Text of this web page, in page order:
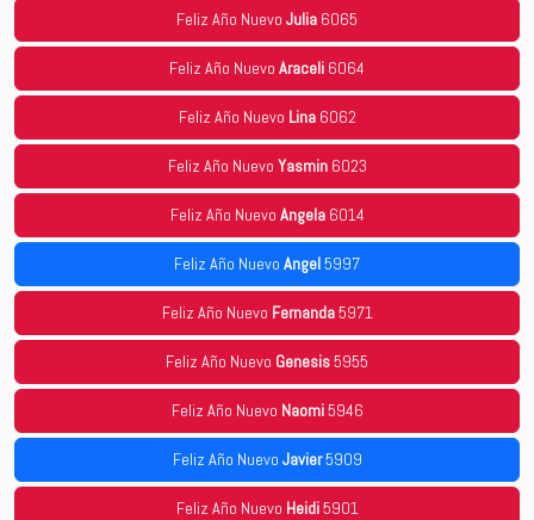
Feliz Año Nuevo Julia 6065
Feliz Año Nuevo Araceli 6064
Feliz Año Nuevo Lina6062
Feliz Año Nuevo Yasmin6023
Feliz Año Nuevo Angela6014
Feliz Año Nuevo Angel5997
Feliz Año Nuevo Fernanda5971
Feliz Año Nuevo Genesis5955
Feliz Año Nuevo Naomi5946
Feliz Año Nuevo Javier5909
Feliz Año Nuevo Heidi5901